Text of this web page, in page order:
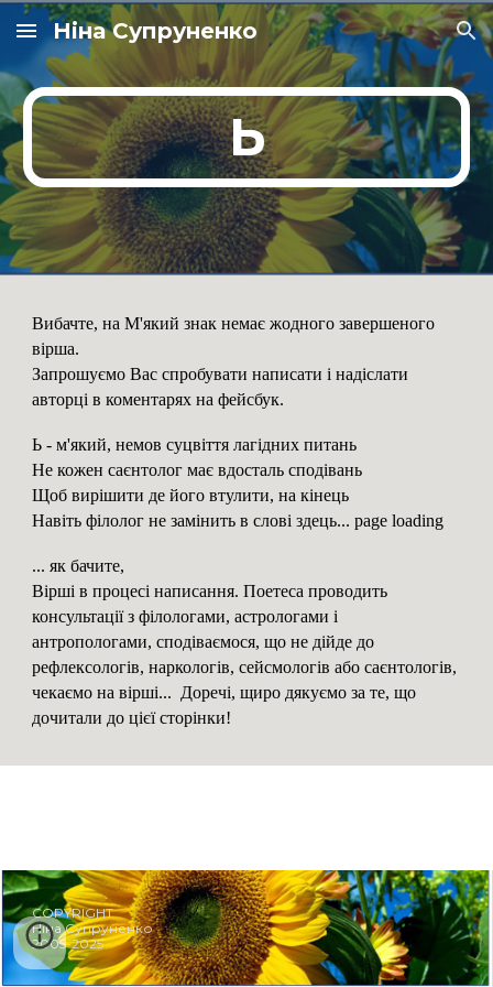
Skip to main content Skip to navigation
Ніна Супруненко
Ь
Вибачте, на М'який знак немає жодного завершеного
вірша.
Запрошуємо Вас спробувати написати і надіслати
авторці в коментарях на фейсбук.
Ь - м'який, немов суцвіття лагідних питань
Не кожен саєнтолог має вдосталь сподівань
Щоб вирішити де його втулити, на кінець
Навіть філолог не замінить в слові здець... page loading
... як бачите,
Вірші в процесі написання. Поетеса проводить
консультації з філологами, астрологами і
антропологами, сподіваємося, що не дійде до
рефлексологів, наркологів, сейсмологів або саєнтологів,
чекаємо на вірші... Доречі, щиро дякуємо за те, що
дочитали до цієї сторінки!
COPYRIGHT
Ніна Супруненко
2005-2025